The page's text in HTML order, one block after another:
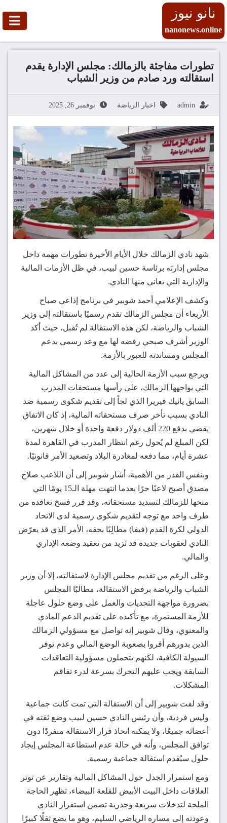
نانو نيوز
nanonews.online
تطورات مفاجئة بالزمالك: مجلس الإدارة يقدم
استقالته ورد صادم من وزير الشباب
admin اخبار الرياضة نوفمبر 26, 2025
شهد نادي الزمالك خلال الأيام الأخيرة تطورات مهمة داخل
مجلس إدارته برئاسة حسين لبيب، في ظل الأزمات المالية
والإدارية التي يعاني منها النادي.
وكشف الإعلامي أحمد شوبير في برنامج إذاعي صباح
الأربعاء أن مجلس الزمالك تقدم رسميًا باستقالته إلى وزير
الشباب والرياضة، لكن هذه الاستقالة لم تُقبل، حيث أكد
الوزير أشرف صبحي رفضه لها مع وعد رسمي بدعم
المجلس ومساندته للعبور بالأزمة.
ويرجع سبب الأزمة الحالية إلى عدد من المشاكل المالية
التي يواجهها الزمالك، على رأسها مستحقات المدرب
السابق يانيك فيريرا الذي لجأ إلى تقديم شكوى رسمية ضد
النادي بسبب تأخر صرف مستحقاته المالية، إذ كان الاتفاق
يقضي بدفع 220 ألف دولار دفعة واحدة أو خلال شهرين،
لكن المبلغ لم يُحول رغم انتظار المدرب في القاهرة لمدة
عشرة أيام، مما دفعه لمغادرة البلاد وتصعيد الأمر قانونيًا.
وبنفس القدر من الأهمية، أشار شوبير إلى أن اللاعب صلاح
مصدق أصبح لاعبًا حرًا بعدما انتهت مهلة الـ15 يومًا التي
منحها للزمالك لتسديد مستحقاته، وقد قرر فسخ تعاقده من
طرف واحد مع توجه لتقديم شكوى رسمية لدى الاتحاد
الدولي لكرة القدم (فيفا) مطالِبًا بحقه، الأمر الذي قد يعرّض
النادي لعقوبات جديدة قد تزيد من تعقيد وضعه الإداري
والمالي.
وعلى الرغم من تقديم مجلس الإدارة لاستقالته، إلا أن وزير
الشباب والرياضة برفض الاستقالة، مطالبًا المجلس
بضرورة مواجهة التحديات والعمل على وضع حلول عاجلة
للأزمة المستمرة، مع تأكيده على تقديم الدعم المادي
والمعنوي، وقال شوبير إنه تواصل مع مسؤولي الزمالك
الذين بدورهم أقروا بصعوبة الوضع المالي وعدم توفر
السيولة الكافية، لكنهم يتحملون مسؤولية التعاقدات
السابقة ويجب عليهم التحرك بسرعة لدرء تفاقم
المشكلات.
وقد لفت شوبير إلى أن الاستقالة التي تمت كانت جماعية
وليس فردية، وأن رئيس النادي حسين لبيب وضع ثقته في
أعضائه جميعًا، ولا يمكنه اتخاذ قرار الاستقالة منفردًا دون
توافق المجلس، وأنه في حالة عدم استطاعة المجلس إيجاد
حلول سيُقدم استقالة جماعية رسمية.
ومع استمرار الجدل حول المشاكل المالية وتقارير عن توتر
العلاقات داخل البيت الأبيض للقلعة البيضاء، تظهر الحاجة
الملحة لتدخلات سريعة وجذرية تضمن استقرار النادي
وعودته إلى مساره الرياضي السليم، وهو ما يضع ثقلًا كبيرًا